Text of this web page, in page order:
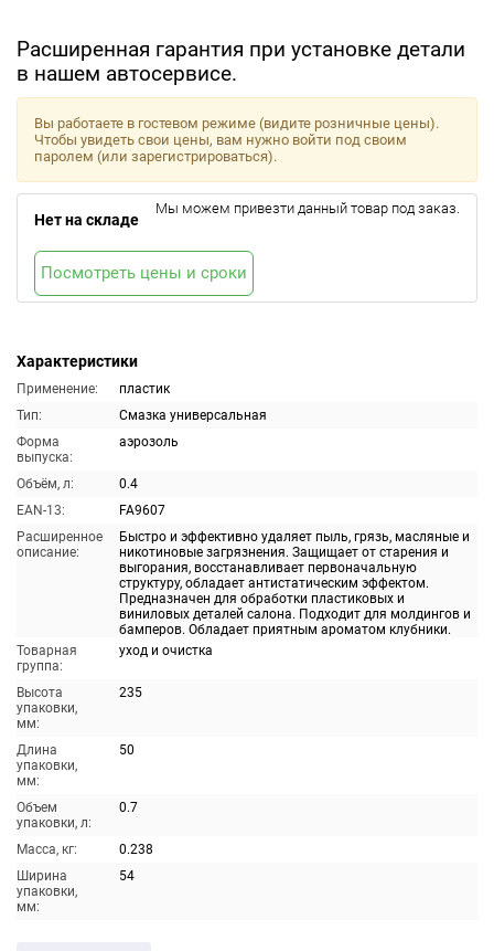
Расширенная гарантия при установке детали
в нашем автосервисе.
Характеристики
Применение:
пластик
Тип:
Смазка универсальная
Форма
выпуска:
аэрозоль
Объём, л:
0.4
EAN-13:
FA9607
Расширенное
описание:
Быстро и эффективно удаляет пыль, грязь, масляные и
никотиновые загрязнения. Защищает от старения и
выгорания, восстанавливает первоначальную
структуру, обладает антистатическим эффектом.
Предназначен для обработки пластиковых и
виниловых деталей салона. Подходит для молдингов и
бамперов. Обладает приятным ароматом клубники.
Товарная
группа:
уход и очистка
Высота
упаковки,
мм:
235
Длина
упаковки,
мм:
50
Объем
упаковки, л:
0.7
Масса, кг:
0.238
Ширина
упаковки,
мм:
54
Вы работаете в гостевом режиме (видите розничные цены).
Чтобы увидеть свои цены, вам нужно войти под своим
паролем (или зарегистрироваться).
Нет на складе
Мы можем привезти данный товар под заказ.
Посмотреть цены и сроки